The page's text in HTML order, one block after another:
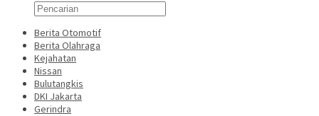
Berita Otomotif
Berita Olahraga
Kejahatan
Nissan
Bulutangkis
DKI Jakarta
Gerindra